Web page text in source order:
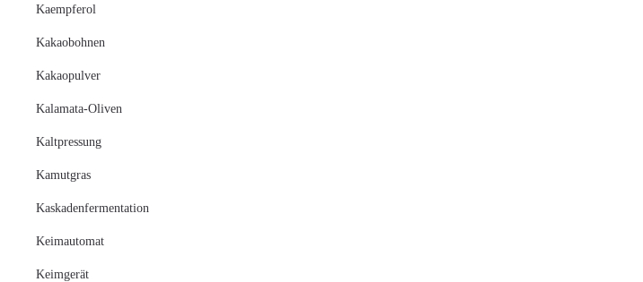
Kaempferol
Kakaobohnen
Kakaopulver
Kalamata-Oliven
Kaltpressung
Kamutgras
Kaskadenfermentation
Keimautomat
Keimgerät